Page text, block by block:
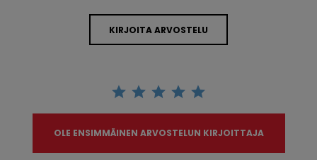
KIRJOITA ARVOSTELU
OLE ENSIMMÄINEN ARVOSTELUN KIRJOITTAJA